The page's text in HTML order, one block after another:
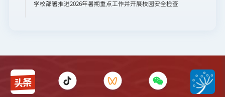
学校部署推进2026年暑期重点工作并开展校园安全检查